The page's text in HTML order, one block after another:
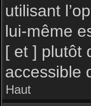
utilisant
lui-même
[ et ] plutôt
accessible
Haut